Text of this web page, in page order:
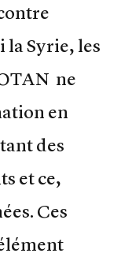
la Syrie, les
ne
en
des
et ce,
Ces